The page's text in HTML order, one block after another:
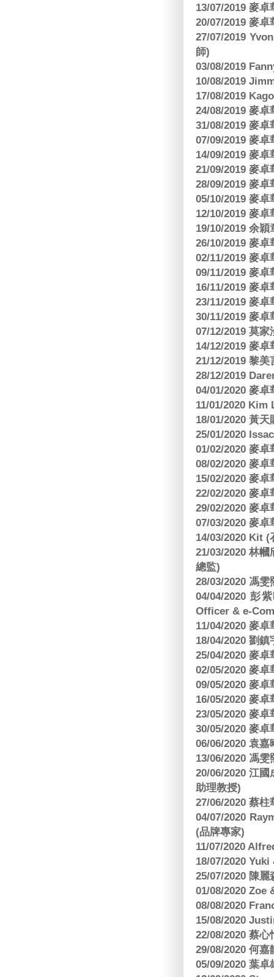
13/07/2019 麥
20/07/2019 麥
27/07/2019
師)
03/08/2019
10/08/2019
17/08/2019
24/08/2019 麥
31/08/2019 麥
07/09/2019 麥
14/09/2019 麥
21/09/2019 麥
28/09/2019 麥
05/10/2019 麥
12/10/2019 麥
19/10/2019 余
26/10/2019 麥
02/11/2019 麥
09/11/2019 麥
16/11/2019 麥
23/11/2019 麥
30/11/2019 麥
07/12/2019 莫
14/12/2019 麥
21/12/2019 黎
28/12/2019
04/01/2020 麥
11/01/2020
18/01/2020 黃
25/01/2020
01/02/2020 麥
08/02/2020 麥
15/02/2020 麥
22/02/2020 麥
29/02/2020 麥
07/03/2020 麥
14/03/2020 Kit
21/03/2020 林
總監)
28/03/2020 馮
04/04/2020 彭
Officer & e-
11/04/2020 麥
18/04/2020 劉
25/04/2020 麥
02/05/2020 麥
09/05/2020 麥
16/05/2020 麥
23/05/2020 麥
30/05/2020 麥
06/06/2020 袁
13/06/2020 馮
20/06/2020 江
助理教授)
27/06/2020 蔡
04/07/2020
(品牌專家)
11/07/2020
18/07/2020
25/07/2020 陳
01/08/2020 Zoe
08/08/2020
15/08/2020
22/08/2020 蔡
29/08/2020 何
05/09/2020 葉